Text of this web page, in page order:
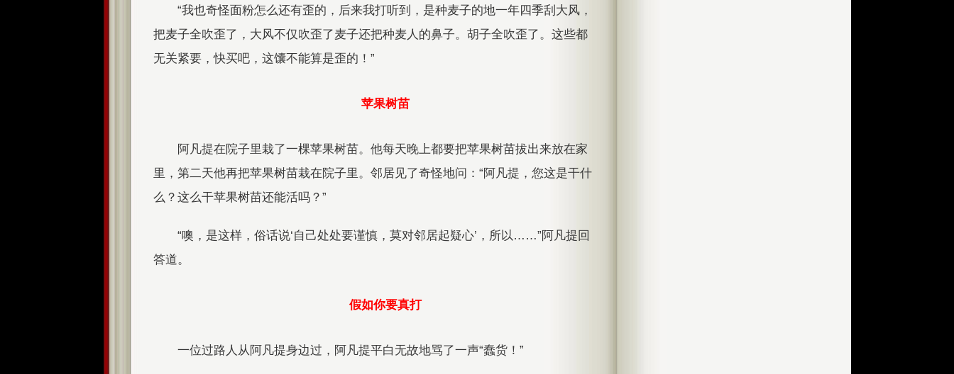
“我也奇怪面粉怎么还有歪的，后来我打听到，是种麦子的地一年四季刮大风，
把麦子全吹歪了，大风不仅吹歪了麦子还把种麦人的鼻子。胡子全吹歪了。这些都
无关紧要，快买吧，这馕不能算是歪的！”
苹果树苗
阿凡提在院子里栽了一棵苹果树苗。他每天晚上都要把苹果树苗拔出来放在家
里，第二天他再把苹果树苗栽在院子里。邻居见了奇怪地问：“阿凡提，您这是干什
么？这么干苹果树苗还能活吗？”
“噢，是这样，俗话说‘自己处处要谨慎，莫对邻居起疑心’，所以……”阿凡提回
答道。
假如你要真打
一位过路人从阿凡提身边过，阿凡提平白无故地骂了一声“蠢货！”